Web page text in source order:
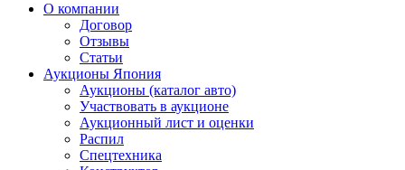
О компании
Договор
Отзывы
Статьи
Аукционы Япония
Аукционы (каталог авто)
Участвовать в аукционе
Аукционный лист и оценки
Распил
Спецтехника